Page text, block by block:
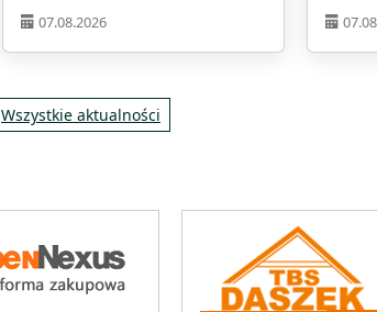
07.08.2026
Wszystkie aktualności